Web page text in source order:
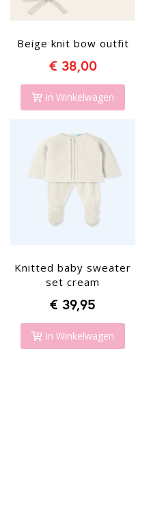
Beige knit bow outfit
€ 38,00
In Winkelwagen
Knitted baby sweater
set cream
€ 39,95
In Winkelwagen